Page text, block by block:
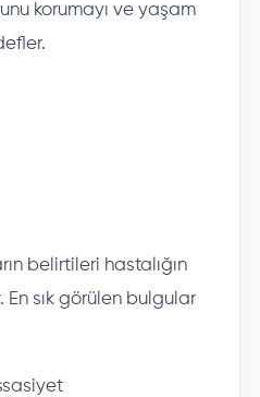
korumayı ve yaşam
belirtileri hastalığın
sık görülen bulgular